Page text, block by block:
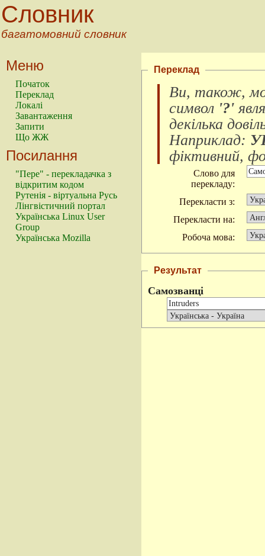
Словник
багатомовний словник
Меню
Початок
Переклад
Локалі
Завантаження
Запити
Що ЖЖ
Посилання
"Пере" - перекладачка з
відкритим кодом
Рутенія - віртуальна Русь
Лінгвістичний портал
Українська Linux User
Group
Українська Mozilla
Переклад
Ви, також,
символ '?'
декілька
Наприклад:
фіктивний,
Слово для
перекладу:
Перекласти з:
Перекласти на:
Робоча мова:
Результат
Самозванці